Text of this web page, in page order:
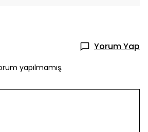
Yorum Yap
yapılmamış.